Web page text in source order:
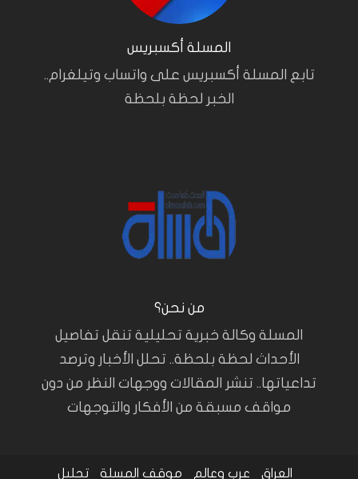
المسلة أكسبريس
تابع المسلة أكسبريس على واتساب وتيلغرام..
الخبر لحظة بلحظة
من نحن؟
المسلة وكالة خبرية تحليلية تنقل تفاصيل
الأحداث لحظة بلحظة.. تحلل الأخبار وترصد
تداعياتها.. تنشر المقالات ووجهات النظر من دون
مواقف مسبقة من الأفكار والتوجهات
العراق عرب وعالم موقف المسلة تحليل